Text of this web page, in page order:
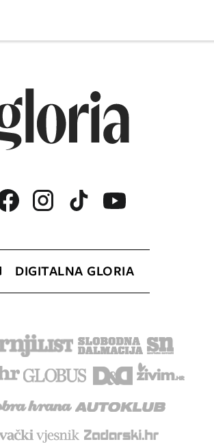
DIGITALNA GLORIA